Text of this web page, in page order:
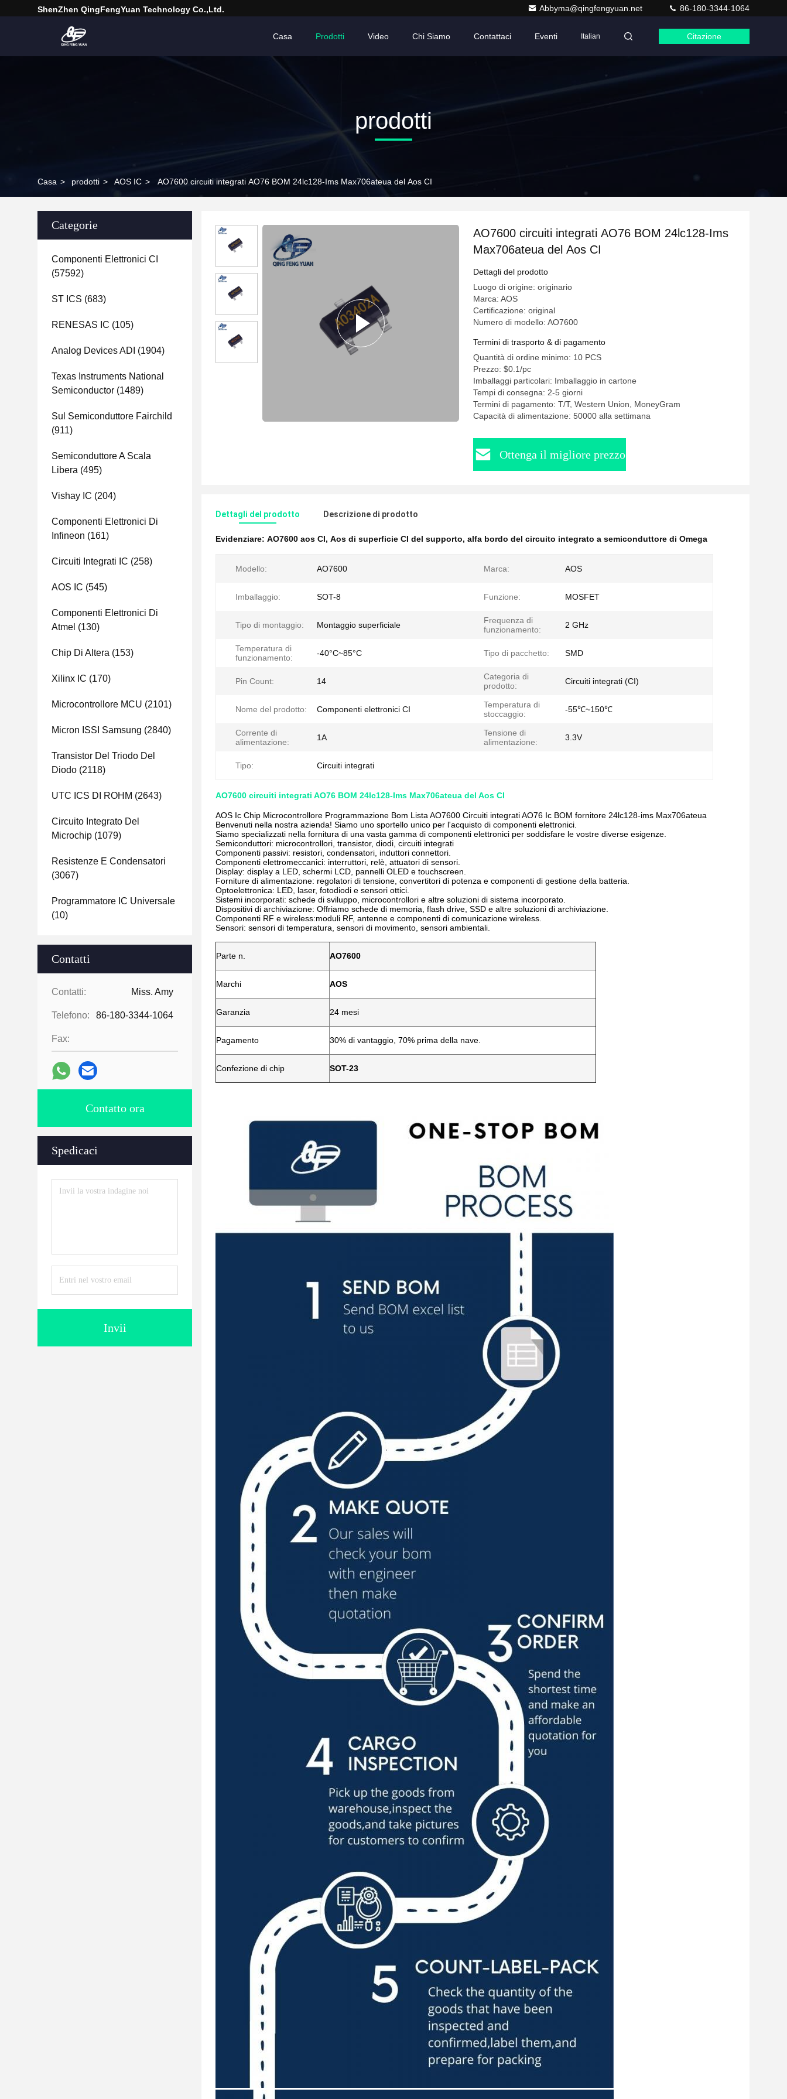
ShenZhen QingFengYuan Technology Co.,Ltd. Abbyma@qingfengyuan.net 86-180-3344-1064
Casa Prodotti Video Chi Siamo Contattaci Eventi Italian Citazione
prodotti
Casa > prodotti > AOS IC > AO7600 circuiti integrati AO76 BOM 24lc128-Ims Max706ateua del Aos CI
Categorie
Componenti Elettronici CI
(57592)
ST ICS (683)
RENESAS IC (105)
Analog Devices ADI (1904)
Texas Instruments National
Semiconductor (1489)
Sul Semiconduttore Fairchild
(911)
Semiconduttore A Scala
Libera (495)
Vishay IC (204)
Componenti Elettronici Di
Infineon (161)
Circuiti Integrati IC (258)
AOS IC (545)
Componenti Elettronici Di
Atmel (130)
Chip Di Altera (153)
Xilinx IC (170)
Microcontrollore MCU (2101)
Micron ISSI Samsung (2840)
Transistor Del Triodo Del
Diodo (2118)
UTC ICS DI ROHM (2643)
Circuito Integrato Del
Microchip (1079)
Resistenze E Condensatori
(3067)
Programmatore IC Universale
(10)
Contatti
Contatti: Miss. Amy
Telefono: 86-180-3344-1064
Fax:
Contatto ora
Spedicaci
Invii
AO7600 circuiti integrati AO76 BOM 24lc128-Ims
Max706ateua del Aos CI
Dettagli del prodotto
Luogo di origine: originario
Marca: AOS
Certificazione: original
Numero di modello: AO7600
Termini di trasporto & di pagamento
Quantità di ordine minimo: 10 PCS
Prezzo: $0.1/pc
Imballaggi particolari: Imballaggio in cartone
Tempi di consegna: 2-5 giorni
Termini di pagamento: T/T, Western Union, MoneyGram
Capacità di alimentazione: 50000 alla settimana
Ottenga il migliore prezzo
Dettagli del prodotto Descrizione di prodotto
Evidenziare: AO7600 aos CI, Aos di superficie CI del supporto, alfa bordo del circuito integrato a semiconduttore di Omega
Modello: AO7600 Marca: AOS
Imballaggio: SOT-8 Funzione: MOSFET
Tipo di montaggio: Montaggio superficiale
Frequenza di
funzionamento:
2 GHz
Temperatura di
funzionamento:
-40°C~85°C Tipo di pacchetto: SMD
Pin Count: 14
Categoria di
prodotto:
Circuiti integrati (CI)
Nome del prodotto: Componenti elettronici CI
Temperatura di
stoccaggio:
-55℃~150℃
Corrente di
alimentazione:
1A
Tensione di
alimentazione:
3.3V
Tipo: Circuiti integrati
AO7600 circuiti integrati AO76 BOM 24lc128-Ims Max706ateua del Aos CI
AOS Ic Chip Microcontrollore Programmazione Bom Lista AO7600 Circuiti integrati AO76 Ic BOM fornitore 24lc128-ims Max706ateua
Benvenuti nella nostra azienda! Siamo uno sportello unico per l'acquisto di componenti elettronici.
Siamo specializzati nella fornitura di una vasta gamma di componenti elettronici per soddisfare le vostre diverse esigenze.
Semiconduttori: microcontrollori, transistor, diodi, circuiti integrati
Componenti passivi: resistori, condensatori, induttori connettori.
Componenti elettromeccanici: interruttori, relè, attuatori di sensori.
Display: display a LED, schermi LCD, pannelli OLED e touchscreen.
Forniture di alimentazione: regolatori di tensione, convertitori di potenza e componenti di gestione della batteria.
Optoelettronica: LED, laser, fotodiodi e sensori ottici.
Sistemi incorporati: schede di sviluppo, microcontrollori e altre soluzioni di sistema incorporato.
Dispositivi di archiviazione: Offriamo schede di memoria, flash drive, SSD e altre soluzioni di archiviazione.
Componenti RF e wireless:moduli RF, antenne e componenti di comunicazione wireless.
Sensori: sensori di temperatura, sensori di movimento, sensori ambientali.
Parte n. AO7600
Marchi AOS
Garanzia 24 mesi
Pagamento 30% di vantaggio, 70% prima della nave.
Confezione di chip SOT-23